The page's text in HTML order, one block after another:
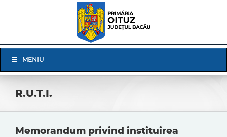
Navigation
MENIU
R.U.T.I.
Memorandum privind instituirea